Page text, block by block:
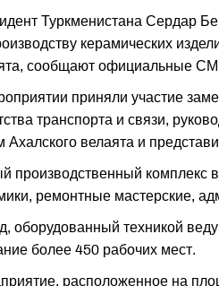
Туркменистана Сердар
керамических
сообщают официальные
приняли участие
транспорта и связи,
Ахалского велаята и
производственный комплекс
ремонтные мастерские,
оборудованный техникой
более 450 рабочих мест.
расположенное на